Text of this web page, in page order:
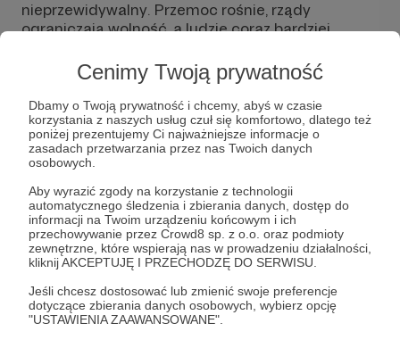
Cenimy Twoją prywatność
Dbamy o Twoją prywatność i chcemy, abyś w czasie
korzystania z naszych usług czuł się komfortowo, dlatego też
poniżej prezentujemy Ci najważniejsze informacje o
zasadach przetwarzania przez nas Twoich danych
osobowych.
Aby wyrazić zgody na korzystanie z technologii
automatycznego śledzenia i zbierania danych, dostęp do
informacji na Twoim urządzeniu końcowym i ich
przechowywanie przez Crowd8 sp. z o.o. oraz podmioty
zewnętrzne, które wspierają nas w prowadzeniu działalności,
kliknij AKCEPTUJĘ I PRZECHODZĘ DO SERWISU.
Jeśli chcesz dostosować lub zmienić swoje preferencje
dotyczące zbierania danych osobowych, wybierz opcję
"USTAWIENIA ZAAWANSOWANE".
nieprzewidywalny. Przemoc rośnie, rządy
ograniczają wolność, a ludzie coraz bardziej
większość ślepo ufa systemowi, ja stawiam na
niezależność. Na moim profilu mówię o tym, co
niewygodne – o realnym przygotowaniu na
kryzysy, o broni, o przetrwaniu, o tym, jak stać się
człowiekiem, który nie czeka na ratunek, tylko
działa.
Nie interesują mnie bajki o bezpieczeństwie
gwarantowanym przez państwo. Historia
pokazuje, że liczyć można tylko na siebie. Dlatego
tu znajdziesz konkretną wiedzę, analizę zagrożeń i
podejście, które uczy samodzielności zamiast
ślepego zaufania do władzy.
Jeśli chcesz, żebym mógł dalej robić swoje –